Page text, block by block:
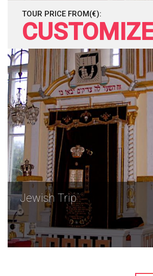
TOUR PRICE FROM(€):
Jewish Trip